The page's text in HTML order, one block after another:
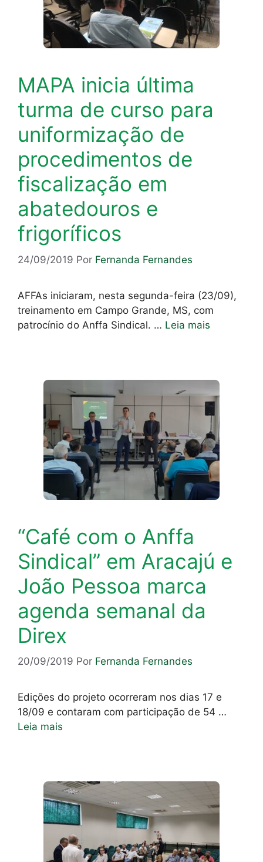
MAPA inicia última
turma de curso para
uniformização de
procedimentos de
fiscalização em
abatedouros e
frigoríficos
24/09/2019 Por Fernanda Fernandes
AFFAs iniciaram, nesta segunda-feira (23/09),
treinamento em Campo Grande, MS, com
patrocínio do Anffa Sindical. … Leia mais
“Café com o Anffa
Sindical” em Aracajú e
João Pessoa marca
agenda semanal da
Direx
20/09/2019 Por Fernanda Fernandes
Edições do projeto ocorreram nos dias 17 e
18/09 e contaram com participação de 54 …
Leia mais